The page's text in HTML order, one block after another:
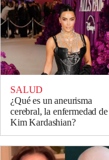
SALUD
¿Qué es un aneurisma
cerebral, la enfermedad de
Kim Kardashian?